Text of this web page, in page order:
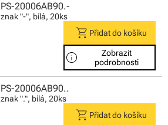
PS-20006AB90.-
znak "-", bílá, 20ks
shopping_cart Přidat do košíku
info
Zobrazit
podrobnosti
PS-20006AB90..
znak ".", bílá, 20ks
shopping_cart Přidat do košíku